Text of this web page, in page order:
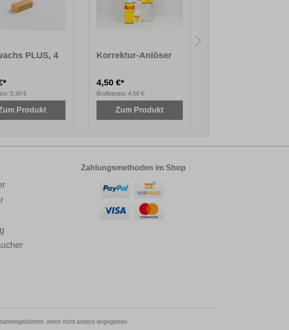
PLUS, 4
5,30 €
Produkt
Korrektur-Anlöser
4,50 €*
Bruttopreis: 4,50 €
Zum Produkt
Zahlungsmethoden im Shop
wenn nicht anders angegeben.